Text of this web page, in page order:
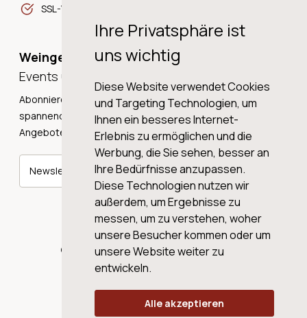
Ihre Privatsphäre ist
uns wichtig
Diese Website verwendet Cookies
und Targeting Technologien, um
Ihnen ein besseres Internet-
Erlebnis zu ermöglichen und die
Werbung, die Sie sehen, besser an
Ihre Bedürfnisse anzupassen.
Diese Technologien nutzen wir
außerdem, um Ergebnisse zu
messen, um zu verstehen, woher
unsere Besucher kommen oder um
unsere Website weiter zu
entwickeln.
Alle akzeptieren
SSL-Verschlüsselung
Weingeschichten,
Events und Neuigkeiten!
Abonnieren Sie unseren Newsletter und erhalten Sie
spannende Weingeschichten, Neuigkeiten und tolle
Angebote direkt in Ihre Mailbox.
Newsletter abonnieren
© 2026 WINE AG VALENTIN & VON SALIS